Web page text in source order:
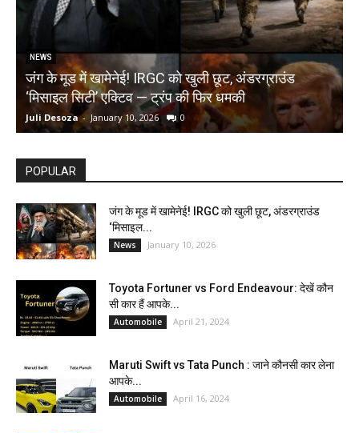
NEWS
जंग के मूड में खामेनेई! IRGC को खुली छूट, अंडरग्राउंड
‘मिसाइल सिटी’ एक्टिव — ट्रंप की फिर धमकी
Juli Desoza - January 10, 2026 0
POPULAR
जंग के मूड में खामेनेई! IRGC को खुली छूट, अंडरग्राउंड
‘मिसाइल...
News January 10, 2026
Toyota Fortuner vs Ford Endeavour: देखें कौन
सी कार हैं आपके...
Automobile April 21, 2024
Maruti Swift vs Tata Punch : जाने कौनसी कार लेना
आपके...
Automobile April 16, 2024